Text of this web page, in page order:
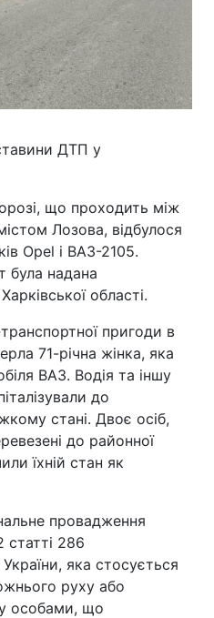
ДТП у
що проходить між
Лозова, відбулося
Opel і ВАЗ-2105.
була надана
області.
пригоди в
71-річна жінка, яка
ВАЗ. Водія та іншу
до
стані. Двоє осіб,
до районної
їхній стан як
провадження
статті 286
яка стосується
руху або
особами, що